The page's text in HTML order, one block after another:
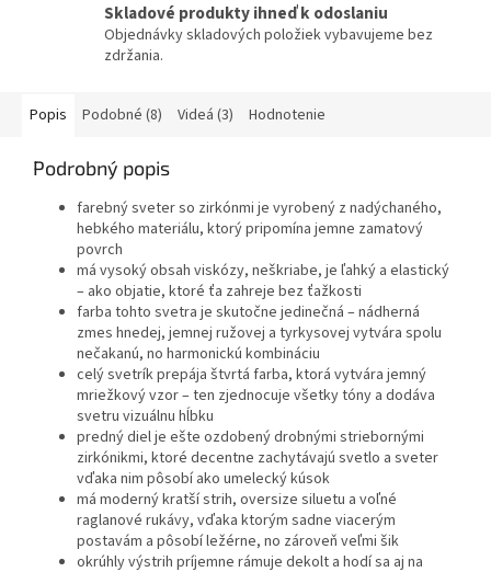
Skladové produkty ihneď k odoslaniu
Objednávky skladových položiek vybavujeme bez
zdržania.
Popis Podobné (8) Videá (3) Hodnotenie
Podrobný popis
farebný sveter so zirkónmi je vyrobený z nadýchaného,
hebkého materiálu, ktorý pripomína jemne zamatový
povrch
má vysoký obsah viskózy, neškriabe, je ľahký a elastický
– ako objatie, ktoré ťa zahreje bez ťažkosti
farba tohto svetra je skutočne jedinečná – nádherná
zmes hnedej, jemnej ružovej a tyrkysovej vytvára spolu
nečakanú, no harmonickú kombináciu
celý svetrík prepája štvrtá farba, ktorá vytvára jemný
mriežkový vzor – ten zjednocuje všetky tóny a dodáva
svetru vizuálnu hĺbku
predný diel je ešte ozdobený drobnými striebornými
zirkónikmi, ktoré decentne zachytávajú svetlo a sveter
vďaka nim pôsobí ako umelecký kúsok
má moderný kratší strih, oversize siluetu a voľné
raglanové rukávy, vďaka ktorým sadne viacerým
postavám a pôsobí ležérne, no zároveň veľmi šik
okrúhly výstrih príjemne rámuje dekolt a hodí sa aj na